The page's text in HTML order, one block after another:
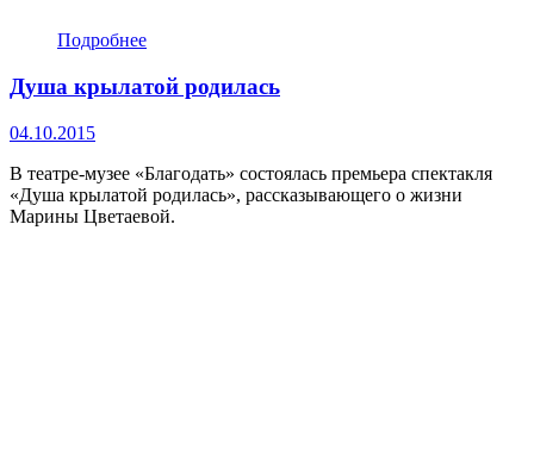
Подробнее
Душа крылатой родилась
04.10.2015
В театре-музее «Благодать» состоялась премьера спектакля
«Душа крылатой родилась», рассказывающего о жизни
Марины Цветаевой.